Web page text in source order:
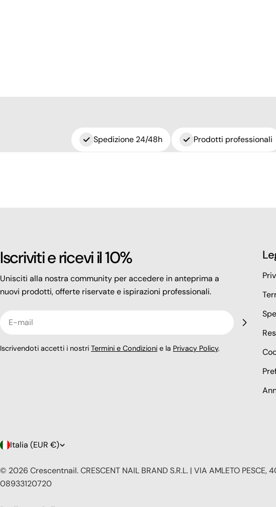
Spedizione 24/48h Prodotti professionali
Iscriviti e ricevi il 10%
Unisciti alla nostra community per accedere in anteprima a
nuovi prodotti, offerte riservate e ispirazioni professionali.
Iscrivendoti accetti i nostri Termini e Condizioni e la Privacy Policy.
P
a
e
Italia (EUR €)
© 2026 Crescentnail.CRESCENT NAIL BRAND S.R.L. | VIA AMLETO
08933120720